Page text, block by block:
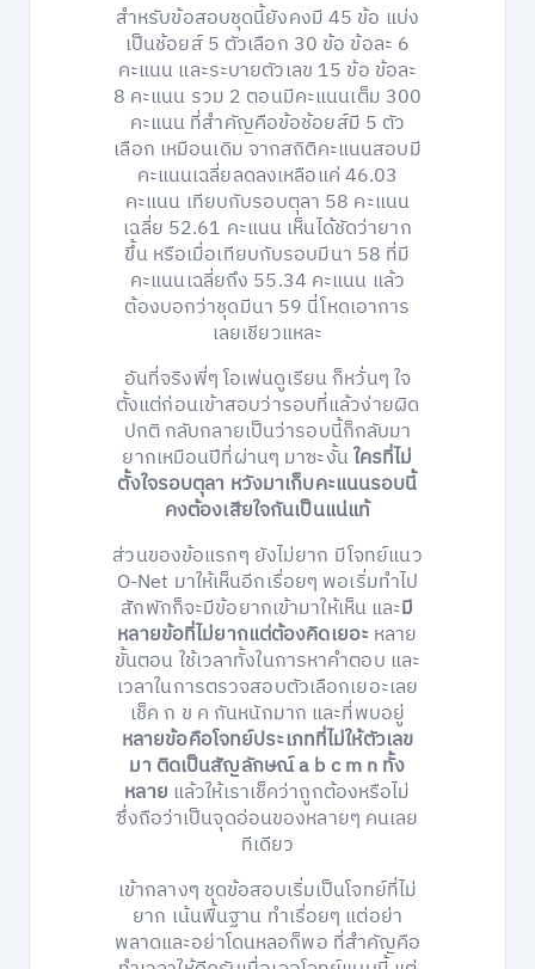
สำหรับข้อสอบชุดนี้ยังคงมี 45 ข้อ แบ่ง
เป็นช้อยส์ 5 ตัวเลือก 30 ข้อ ข้อละ 6
คะแนน และระบายตัวเลข 15 ข้อ ข้อละ
8 คะแนน รวม 2 ตอนมีคะแนนเต็ม 300
คะแนน ที่สำคัญคือข้อช้อยส์มี 5 ตัว
เลือก เหมือนเดิม จากสถิติคะแนนสอบมี
คะแนนเฉลี่ยลดลงเหลือแค่ 46.03
คะแนน เทียบกับรอบตุลา 58 คะแนน
เฉลี่ย 52.61 คะแนน เห็นได้ชัดว่ายาก
ขึ้น หรือเมื่อเทียบกับรอบมีนา 58 ที่มี
คะแนนเฉลี่ยถึง 55.34 คะแนน แล้ว
ต้องบอกว่าชุดมีนา 59 นี่โหดเอาการ
เลยเชียวแหละ
อันที่จริงพี่ๆ โอเพ่นดูเรียน ก็หวั่นๆ ใจ
ตั้งแต่ก่อนเข้าสอบว่ารอบที่แล้วง่ายผิด
ปกติ กลับกลายเป็นว่ารอบนี้ก็กลับมา
ยากเหมือนปีที่ผ่านๆ มาซะงั้นใครที่ไม่
ตั้งใจรอบตุลา หวังมาเก็บคะแนนรอบนี้
คงต้องเสียใจกันเป็นแน่แท้
ส่วนของข้อแรกๆ ยังไม่ยาก มีโจทย์แนว
O-Net มาให้เห็นอีกเรื่อยๆ พอเริ่มทำไป
สักพักก็จะมีข้อยากเข้ามาให้เห็น และมี
หลายข้อที่ไม่ยากแต่ต้องคิดเยอะ หลาย
ขั้นตอน ใช้เวลาทั้งในการหาคำตอบ และ
เวลาในการตรวจสอบตัวเลือกเยอะเลย
เช็ค ก ข ค กันหนักมาก และที่พบอยู่
หลายข้อคือโจทย์ประเภทที่ไม่ให้ตัวเลข
มา ติดเป็นสัญลักษณ์ a b c m n ทั้ง
หลาย แล้วให้เราเช็คว่าถูกต้องหรือไม่
ซึ่งถือว่าเป็นจุดอ่อนของหลายๆ คนเลย
ทีเดียว
เข้ากลางๆ ชุดข้อสอบเริ่มเป็นโจทย์ที่ไม่
ยาก เน้นพื้นฐาน ทำเรื่อยๆ แต่อย่า
พลาดและอย่าโดนหลอก็พอ ที่สำคัญคือ